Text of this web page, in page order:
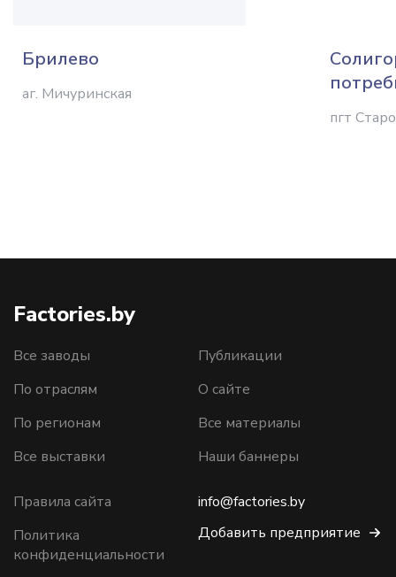
Брилево
аг. Мичуринская
пгт
Factories.by
Все заводы
По отраслям
По регионам
Все выставки
Публикации
О сайте
Все материалы
Наши баннеры
Правила сайта
Политика
конфиденциальности
info@factories.by
Добавить предприятие